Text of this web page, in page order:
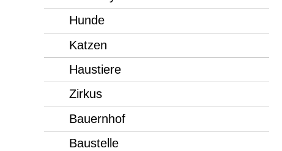
Hunde
Katzen
Haustiere
Zirkus
Bauernhof
Baustelle